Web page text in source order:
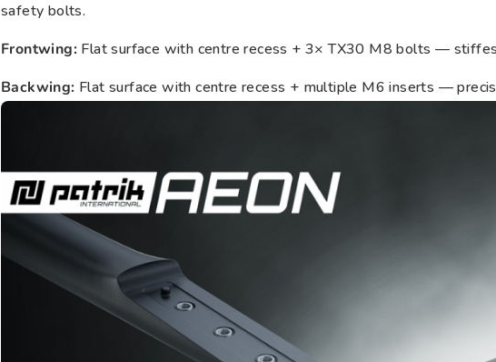
safety bolts.
Frontwing: Flat surface with centre recess + 3× TX30 M8 bolts —
Backwing: Flat surface with centre recess + multiple M6 inserts —